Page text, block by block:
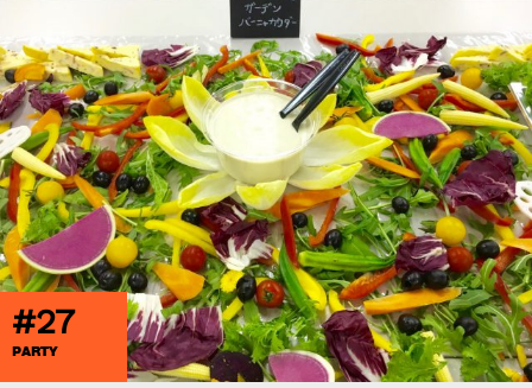
#27
PARTY